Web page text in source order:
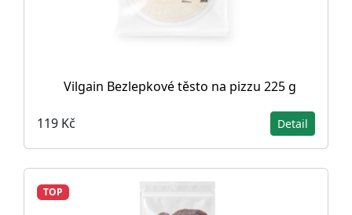
Vilgain Bezlepkové těsto na pizzu 225 g
119 Kč Detail
TOP